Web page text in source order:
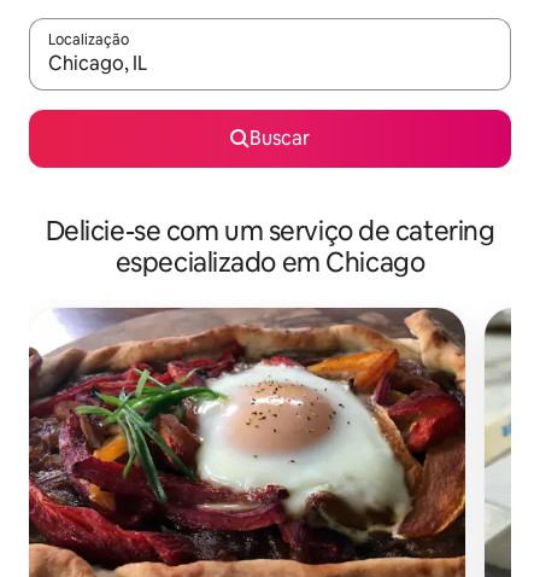
Localização
Quando os resultados estiverem disponíveis, explore-os
Buscar
Delicie-se com um serviço de catering
especializado em Chicago